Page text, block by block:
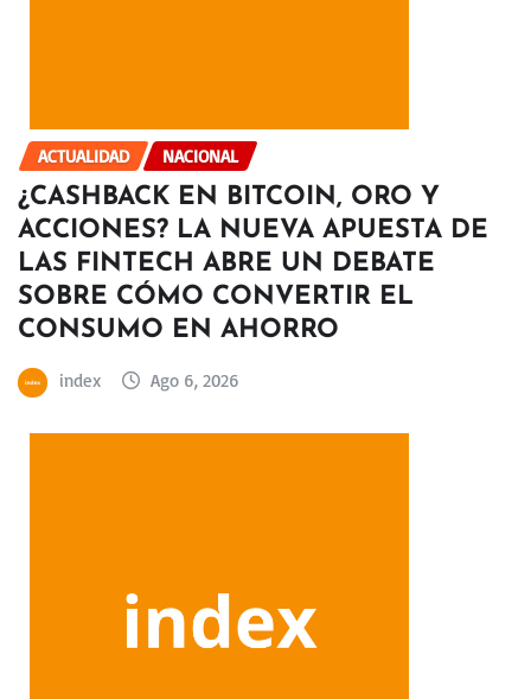
ACTUALIDAD NACIONAL
¿CASHBACK EN BITCOIN, ORO Y
ACCIONES? LA NUEVA APUESTA DE
LAS FINTECH ABRE UN DEBATE
SOBRE CÓMO CONVERTIR EL
CONSUMO EN AHORRO
index Ago 6, 2026